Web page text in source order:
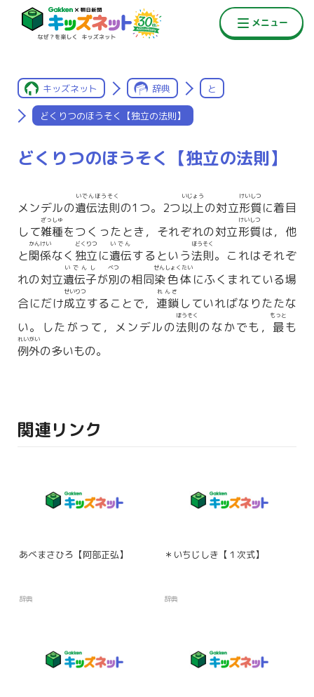
キッズネット 辞典 と
どくりつのほうそく【独立の法則】
どくりつのほうそく【独立の法則】
メンデルの遺伝法則
いでんほうそく
の1つ。2つ以上
いじょう
の対立形質
けいしつ
に着目
して雑種
ざっしゅ
をつくったとき，それぞれの対立形質
けいしつ
は，他
と関係
かんけい
なく 独立
どくりつ
に遺伝
いでん
するという法則
ほうそく
。これはそれぞ
れの対立遺伝子
いでんし
が別
べつ
の相同染色体
せんしょくたい
にふくまれている場
合にだけ成立
せいりつ
することで， 連鎖
れんさ
していればなりたたな
い。したがって，メンデルの法則
ほうそく
のなかでも， 最
もっと
も
例外
れいがい
の多いもの。
関連リンク
あべまさひろ【阿部正弘】
辞典
＊いちじしき【１次式】
辞典